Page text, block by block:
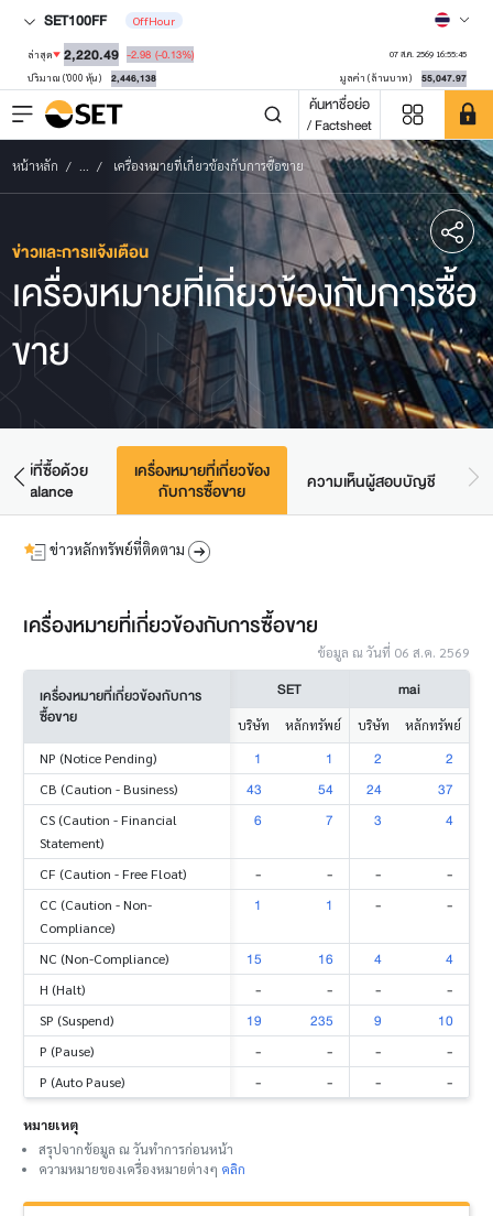
SET100FF OffHour
ล่าสุด 2,220.49 -2.98 (-0.13%) 07 ส.ค. 2569 16:55:45
ปริมาณ ('000 หุ้น) 2,446,138 มูลค่า (ล้านบาท) 55,047.97
ค้นหาชื่อย่อ
/ Factsheet
หน้าหลัก ... เครื่องหมายที่เกี่ยวข้องกับการซื้อขาย
ข่าวและการแจ้งเตือน
เครื่องหมายที่เกี่ยวข้องกับการซื้อ
ขาย
พย์ที่ซื้อด้วย
Balance
เครื่องหมายที่เกี่ยวข้อง
กับการซื้อขาย
ความเห็นผู้สอบบัญชี
ข่าวหลักทรัพย์ที่ติดตาม
เครื่องหมายที่เกี่ยวข้องกับการซื้อขาย
ข้อมูล ณ วันที่ 06 ส.ค. 2569
เครื่องหมายที่เกี่ยวข้องกับการ
ซื้อขาย
SET mai
บริษัท หลักทรัพย์ บริษัท หลักทรัพย์
NP (Notice Pending) 1 1 2 2
CB (Caution - Business) 43 54 24 37
CS (Caution - Financial
Statement)
6 7 3 4
CF (Caution - Free Float) - - - -
CC (Caution - Non-
Compliance)
1 1 - -
NC (Non-Compliance) 15 16 4 4
H (Halt) - - - -
SP (Suspend) 19 235 9 10
P (Pause) - - - -
P (Auto Pause) - - - -
หมายเหตุ
สรุปจากข้อมูล ณ วันทำการก่อนหน้า
ความหมายของเครื่องหมายต่างๆ คลิก